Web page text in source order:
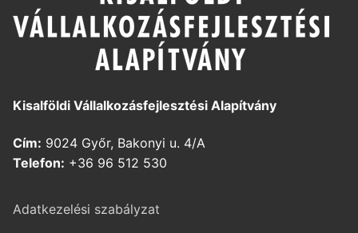
Kisalföldi Vállalkozásfejlesztési Alapítvány
Cím: 9024 Győr, Bakonyi u. 4/A
Telefon: +36 96 512 530
Adatkezelési szabályzat